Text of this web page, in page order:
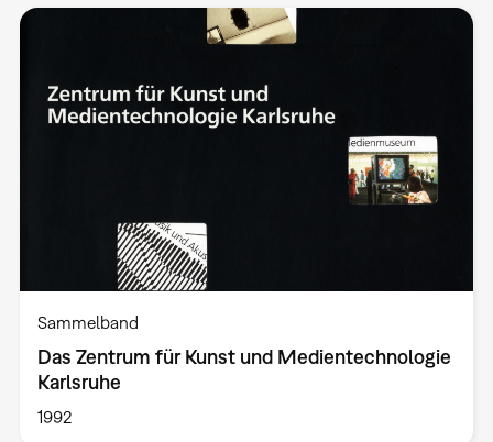
Sammelband
Das Zentrum für Kunst und Medientechnologie
Karlsruhe
1992